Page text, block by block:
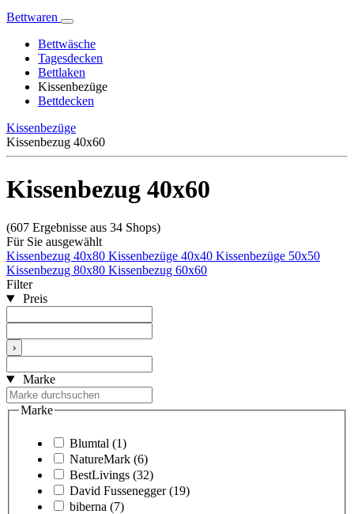
Bettwaren
Bettwäsche
Tagesdecken
Bettlaken
Kissenbezüge
Bettdecken
Kissenbezüge
Kissenbezug 40x60
Kissenbezug 40x60
(607 Ergebnisse aus 34 Shops)
Für Sie ausgewählt
Kissenbezug 40x80 Kissenbezüge 40x40 Kissenbezüge 50x50
Kissenbezug 80x80 Kissenbezug 60x60
Filter
Preis
›
Marke
Marke
Blumtal (1)
NatureMark (6)
BestLivings (32)
David Fussenegger (19)
biberna (7)